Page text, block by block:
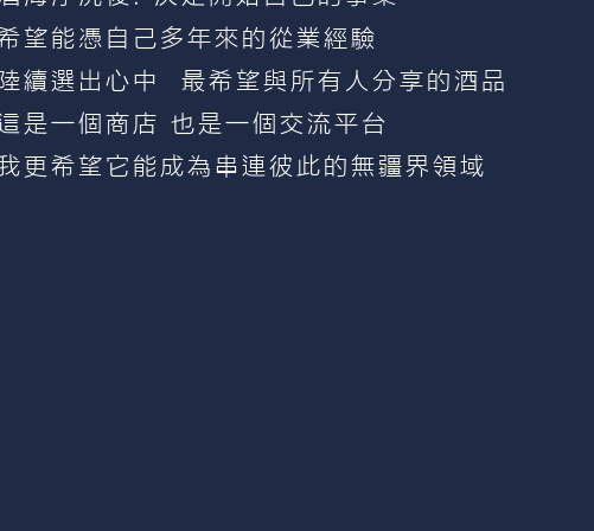
望能憑自己多年來的從業經驗
續選出心中 最希望與所有人分享的酒品
是一個商店 也是一個交流平台
更希望它能成為串連彼此的無疆界領域